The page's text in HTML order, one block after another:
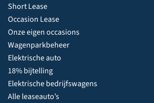
Short Lease
Occasion Lease
Onze eigen occasions
Wagenparkbeheer
Elektrische auto
18% bijtelling
Elektrische bedrijfswagens
Alle leaseauto’s